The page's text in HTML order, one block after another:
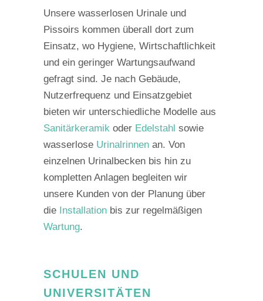
Unsere wasserlosen Urinale und
Pissoirs kommen überall dort zum
Einsatz, wo Hygiene, Wirtschaftlichkeit
und ein geringer Wartungsaufwand
gefragt sind. Je nach Gebäude,
Nutzerfrequenz und Einsatzgebiet
bieten wir unterschiedliche Modelle aus
Sanitärkeramik oder Edelstahl sowie
wasserlose Urinalrinnen an. Von
einzelnen Urinalbecken bis hin zu
kompletten Anlagen begleiten wir
unsere Kunden von der Planung über
die Installation bis zur regelmäßigen
Wartung.
SCHULEN UND
UNIVERSITÄTEN